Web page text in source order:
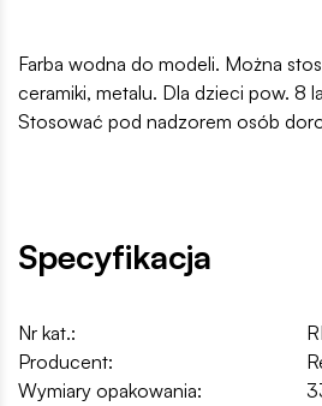
Farba wodna do modeli. Można
ceramiki, metalu. Dla dzieci pow. 8
Stosować pod nadzorem osób
Specyfikacja
Nr kat.:
Producent:
Wymiary opakowania: